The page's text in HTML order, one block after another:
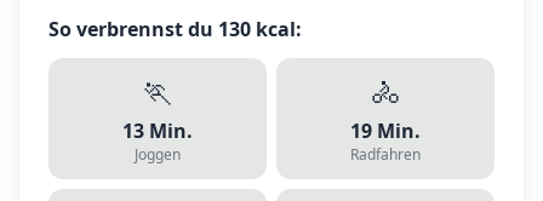
So verbrennst du 130 kcal:
🏃
13 Min.
Joggen
🚴
19 Min.
Radfahren